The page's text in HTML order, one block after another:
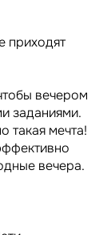
приходят
вечером
заданиями.
такая мечта!
вечера.